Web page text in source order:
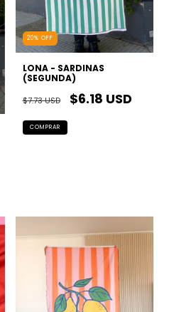
20% OFF
LONA - SARDINAS
(SEGUNDA)
$7.73 USD $6.18 USD